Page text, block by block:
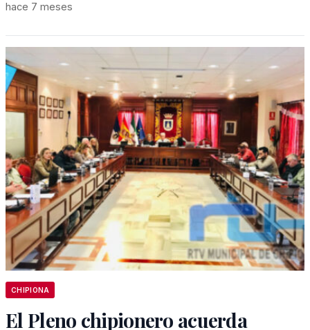
hace 7 meses
CHIPIONA
El Pleno chipionero acuerda